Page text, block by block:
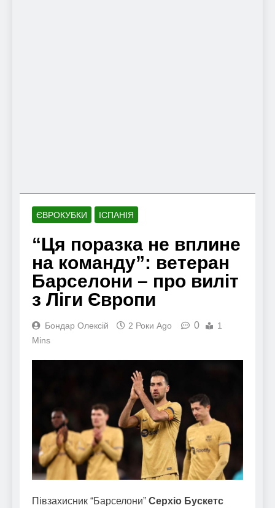
ЄВРОКУБКИ ІСПАНІЯ
“Ця поразка не вплине
на команду”: ветеран
Барселони – про виліт
з Ліги Європи
Бондар Олексій 2 Роки Ago 0
1
Mins
Півзахисник “Барселони” Серхіо Бускетс